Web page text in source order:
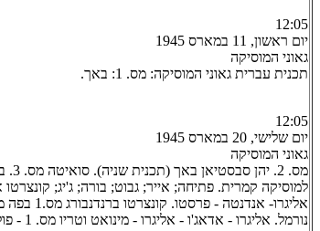
12:05
יום ראשון, 11 במארס 1945
גאוני המוסיקה
תכנית עברית גאוני המוסיקה: מס. 1: באך.
12:05
יום שלישי, 20 במארס 1945
גאוני המוסיקה
מס.
למוסיקה קמרית. פתיחה; אייר; גבוט; בורה; ג'יג;
אליגרו-
נורמל. אליגרו - אדאג'ו - אליגרו - מינואט וטריו מס. 1 - פולקה וטריו מס. 2.